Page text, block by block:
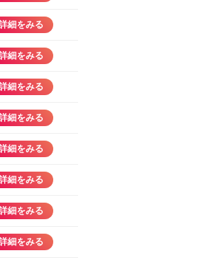
細をみる
細をみる
細をみる
細をみる
細をみる
細をみる
細をみる
細をみる